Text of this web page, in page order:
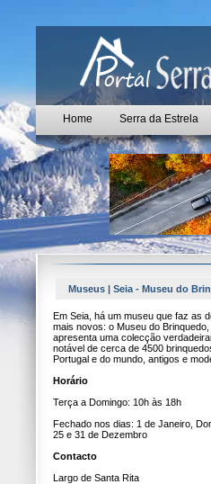
Home Serra da Estrela
Museus | Seia - Museu do
Em Seia, há um museu que faz as
mais novos: o Museu do Brinquedo,
apresenta uma colecção
notável de cerca de 4500
Portugal e do mundo, antigos e
Horário
Terça a Domingo: 10h às 18h
Fechado nos dias: 1 de Janeiro,
25 e 31 de Dezembro
Contacto
Largo de Santa Rita